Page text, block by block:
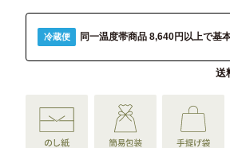
冷蔵便 同一温度帯商品 8,640円以上で基
送